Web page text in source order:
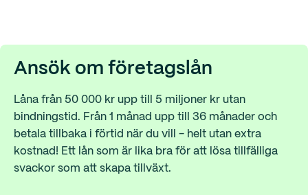
Ansök om företagslån
Låna från 50 000 kr upp till 5 miljoner kr utan
bindningstid. Från 1 månad upp till 36 månader och
betala tillbaka i förtid när du vill - helt utan extra
kostnad! Ett lån som är lika bra för att lösa tillfälliga
svackor som att skapa tillväxt.